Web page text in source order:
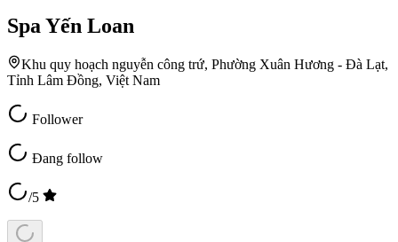
Spa Yến Loan
Khu quy hoạch nguyễn công trứ, Phường Xuân Hương - Đà Lạt,
Tỉnh Lâm Đồng, Việt Nam
Follower
Đang follow
/5